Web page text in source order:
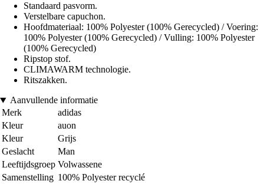
Standaard pasvorm.
Verstelbare capuchon.
Hoofdmateriaal: 100% Polyester (100% Gerecycled) / Voering:
100% Polyester (100% Gerecycled) / Vulling: 100% Polyester
(100% Gerecycled)
Ripstop stof.
CLIMAWARM technologie.
Ritszakken.
Aanvullende informatie
Merk
adidas
Kleur
auon
Kleur
Grijs
Geslacht
Man
Leeftijdsgroep Volwassene
Samenstelling 100% Polyester recyclé